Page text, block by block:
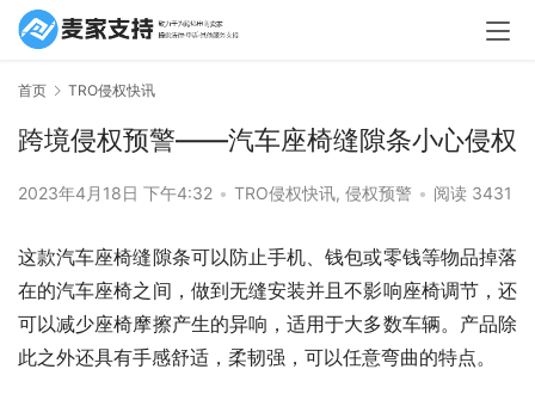
首页 TRO侵权快讯
跨境侵权预警——汽车座椅缝隙条小心侵权
2023年4月18日 下午4:32 • TRO侵权快讯, 侵权预警 • 阅读 3431
这款汽车座椅缝隙条可以防止手机、钱包或零钱等物品掉落
在的汽车座椅之间，做到无缝安装并且不影响座椅调节，还
可以减少座椅摩擦产生的异响，适用于大多数车辆。产品除
此之外还具有手感舒适，柔韧强，可以任意弯曲的特点。